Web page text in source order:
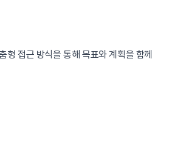
접근 방식을 통해 목표와 계획을 함께